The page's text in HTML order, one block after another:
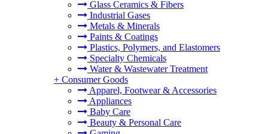
Glass Ceramics & Fibers
Industrial Gases
Metals & Minerals
Paints & Coatings
Plastics, Polymers, and Elastomers
Specialty Chemicals
Water & Wastewater Treatment
+ Consumer Goods
Apparel, Footwear & Accessories
Appliances
Baby Care
Beauty & Personal Care